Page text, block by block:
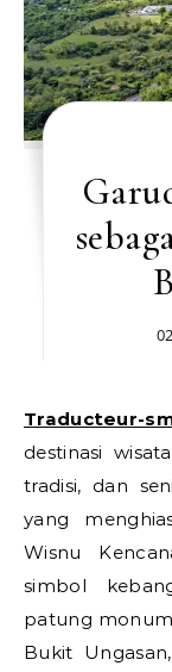
Traducteur-
destinasi
tradisi, dan
yang
Wisnu
simbol
patung
Bukit